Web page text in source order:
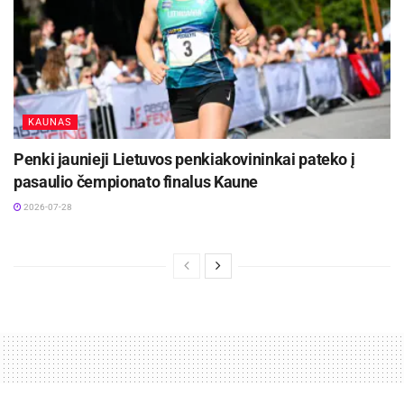
KAUNAS
Penki jaunieji Lietuvos penkiakovininkai pateko į
pasaulio čempionato finalus Kaune
2026-07-28